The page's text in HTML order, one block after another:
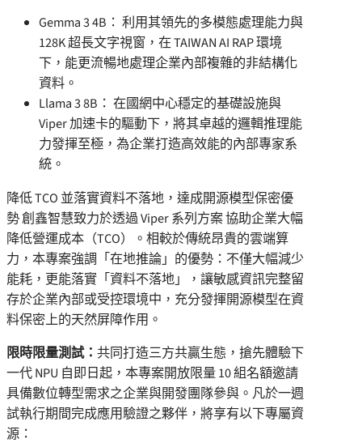
Gemma 3 4B： 利用其領先的多模態處理能力與
128K 超長文字視窗，在 TAIWAN AI RAP 環境
下，能更流暢地處理企業內部複雜的非結構化
資料。
Llama 3 8B： 在國網中心穩定的基礎設施與
Viper 加速卡的驅動下，將其卓越的邏輯推理能
力發揮至極，為企業打造高效能的內部專家系
統。
降低 TCO 並落實資料不落地，達成開源模型保密優
勢 創鑫智慧致力於透過 Viper 系列方案 協助企業大幅
降低營運成本（TCO）。相較於傳統昂貴的雲端算
力，本專案強調「在地推論」的優勢：不僅大幅減少
能耗，更能落實「資料不落地」，讓敏感資訊完整留
存於企業內部或受控環境中，充分發揮開源模型在資
料保密上的天然屏障作用。
限時限量測試： 共同打造三方共贏生態，搶先體驗下
一代 NPU 自即日起，本專案開放限量 10 組名額邀請
具備數位轉型需求之企業與開發團隊參與。凡於一週
試執行期間完成應用驗證之夥伴，將享有以下專屬資
源：